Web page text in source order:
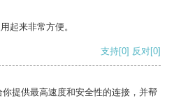
起来非常方便。
支持[0] 反对[0]
提供最高速度和安全性的连接，并帮